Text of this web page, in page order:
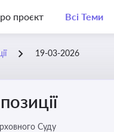
проєкт Всі Теми
19-03-2026
Суду